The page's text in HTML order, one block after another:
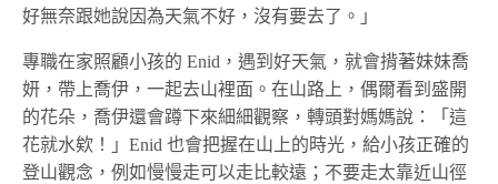
好無奈跟她說因為天氣不好，沒有要去了。」
專職在家照顧小孩的 Enid，遇到好天氣，就會揹著妹妹喬
妍，帶上喬伊，一起去山裡面。在山路上，偶爾看到盛開
的花朵，喬伊還會蹲下來細細觀察，轉頭對媽媽說：「這
花就水欸！」Enid 也會把握在山上的時光，給小孩正確的
登山觀念，例如慢慢走可以走比較遠；不要走太靠近山徑